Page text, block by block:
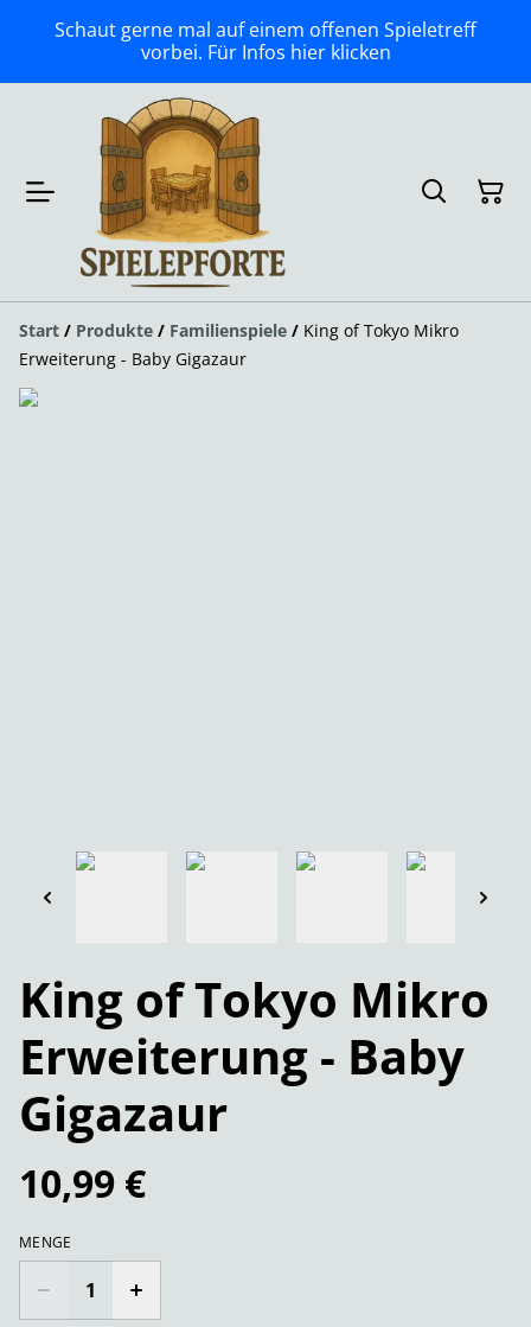
Schaut gerne mal auf einem offenen Spieletreff
vorbei. Für Infos hier klicken
Start / Produkte / Familienspiele / King of Tokyo Mikro
Erweiterung - Baby Gigazaur
King of Tokyo Mikro
Erweiterung - Baby
Gigazaur
10,99 €
MENGE